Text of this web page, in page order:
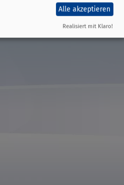
Alle akzeptieren
Realisiert mit Klaro!